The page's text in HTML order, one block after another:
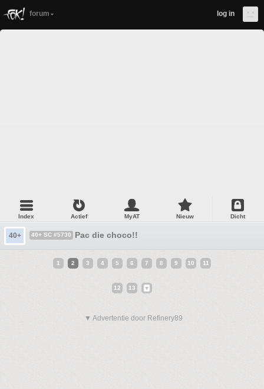
forum log in
Index Actief MyAT Nieuw Dicht
40+ 40+ SC #5730 Pac die choco!!
1 2 3 4 5 6 7 8 9 10 11
12 13
▼ Advertentie door Refinery89